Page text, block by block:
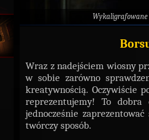
Wraz z nadejściem wiosny
w sobie zarówno
kreatywnością. Oczywiście
reprezentujemy! To dobra
jednocześnie
twórczy sposób.